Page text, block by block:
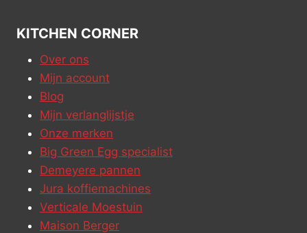
KITCHEN CORNER
Over ons
Mijn account
Blog
Mijn verlanglijstje
Onze merken
Big Green Egg specialist
Demeyere pannen
Jura koffiemachines
Verticale Moestuin
Maison Berger